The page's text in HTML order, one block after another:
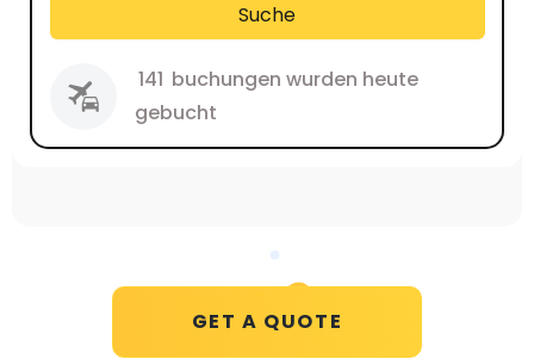
Suche
141 buchungen wurden heute
gebucht
GET A QUOTE